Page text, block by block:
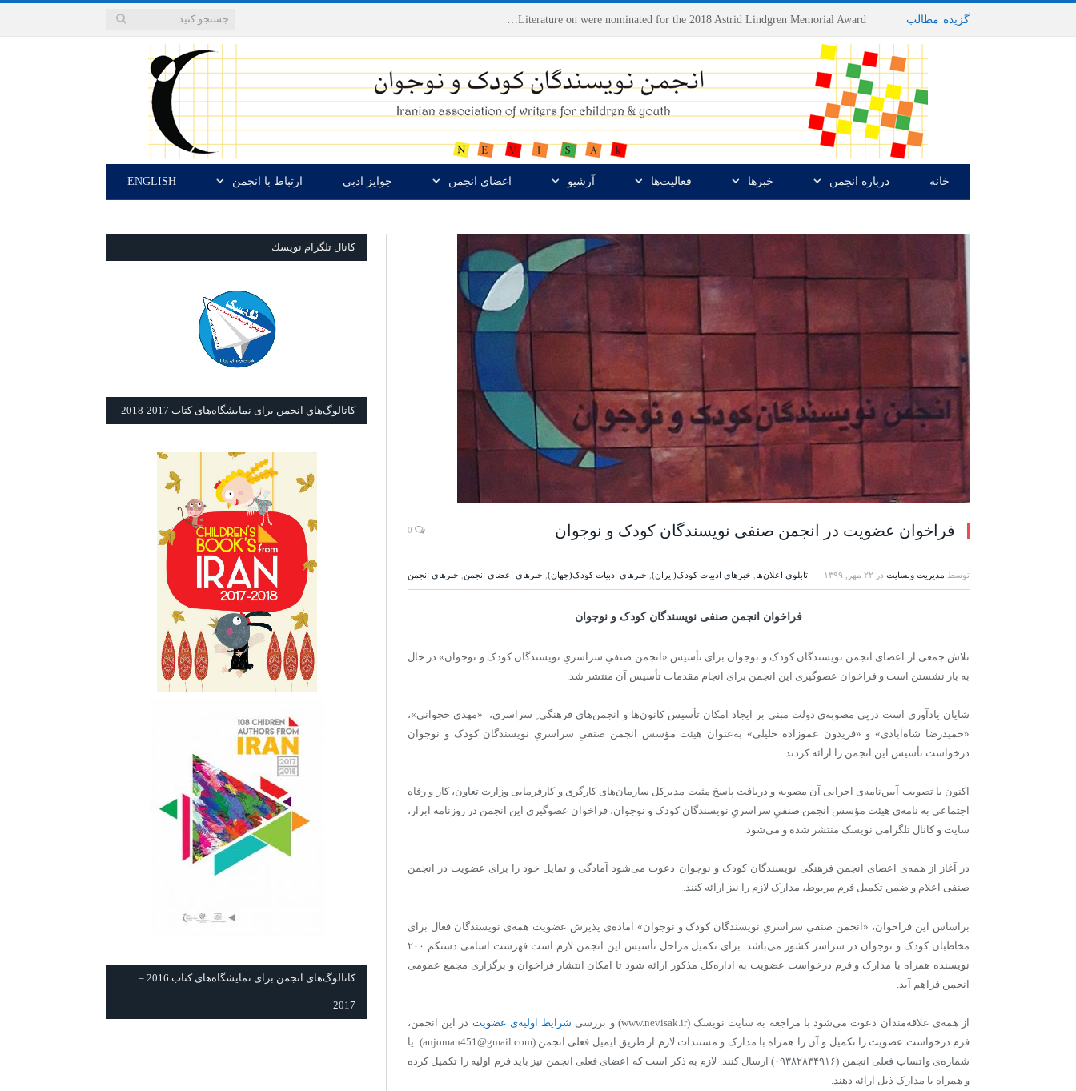
گزیده مطالب
خانه درباره انجمن خبرها فعالیت‌ها آرشیو اعضای انجمن جوایز ادبی ارتباط با انجمن ENGLISH
فراخوان عضویت در انجمن صنفی نویسندگان کودک و نوجوان
توسط مدیریت وبسایت در ۲۲ مهر, ۱۳۹۹ تابلوی اعلان‌ها خبرهای ادبیات کودک(ایران) خبرهای ادبیات کودک(جهان) خبرهای اعضای انجمن خبرهای انجمن
فراخوان انجمن صنفی نویسندگان کودک و نوجوان
تلاش جمعی از اعضای انجمن نویسندگان کودک و نوجوان برای تأسیس «انجمن صنفیِ سراسریِ نویسندگان کودک و نوجوان» در حال
به بار نشستن است و فراخوان عضوگیری این انجمن برای انجام مقدمات تأسیس آن منتشر شد.
شایان یادآوری است درپی مصوبه‏‌ی دولت مبنی بر ایجاد امکان تأسیس کانون‏‌ها و انجمن‌‏های فرهنگی ِ سراسری، «مهدی حجوانی»،‌
«حمیدرضا شاه‏‌آبادی»‌ و «فریدون عموزاده خلیلی» به‌‏عنوان هیئت مؤسس انجمن صنفیِ سراسریِ نویسندگان کودک و نوجوان
درخواست تأسیس این انجمن را ارائه کردند.
اکنون با تصویب آیین‏‌نامه‌‏ی اجرایی آن مصوبه و دریافت پاسخ مثبت مدیرکل سازمان‏‌های کارگری و کارفرمایی وزارت تعاون، کار و رفاه
اجتماعی به نامه‌‏ی هیئت مؤسس انجمن صنفیِ سراسریِ نویسندگان کودک و نوجوان، فراخوان عضوگیری این انجمن در روزنامه ابرار،
سایت و کانال تلگرامی نویسک منتشر شده و می‏‌‏شود.
در آغاز از همه‌‏ی اعضای انجمن فرهنگی نویسندگان کودک و نوجوان دعوت می‌‏شود آمادگی و تمایل خود را برای عضویت در انجمن
صنفی اعلام و ضمن تکمیل فرم مربوط، مدارک لازم را نیز ارائه کنند.
براساس این فراخوان، «انجمن صنفیِ سراسریِ نویسندگان کودک و نوجوان» آماده‏‌ی پذیرش عضویت همه‌‏ی نویسندگان فعال برای
مخاطبان کودک و نوجوان در سراسر کشور می‌‏باشد. برای تکمیل مراحل تأسیس این انجمن لازم است فهرست اسامی دست‏کم ۲۰۰
نویسنده همراه با مدارک و فرم درخواست عضویت به اداره‏‌کل مذکور ارائه شود تا امکان انتشار فراخوان و برگزاری مجمع عمومی
انجمن فراهم آید.
از همه‌‏ی علاقه‌‏مندان دعوت می‌‏شود با مراجعه به سایت نویسک (www.nevisak.ir) و بررسی شرایط اولیه‌‏ی عضویت در این انجمن،
فرم درخواست عضویت را تکمیل و آن را همراه با مدارک و مستندات لازم از طریق ای‏میل فعلی انجمن (anjoman451@gmail.com) یا
شماره‏‌ی واتس‏اپ فعلی انجمن (۰۹۳۸۲۸۳۴۹۱۶) ارسال کنند. لازم به ذکر است که اعضای فعلی انجمن نیز باید فرم اولیه را تکمیل کرده
و همراه با مدارک ذیل ارائه دهند.
كانال تلگرام نويسك
كاتالوگ‌هاي انجمن برای نمايشگاه‌های كتاب 2017-2018
كاتالوگ‌های انجمن برای نمايشگاه‌های كتاب 2016 –
2017